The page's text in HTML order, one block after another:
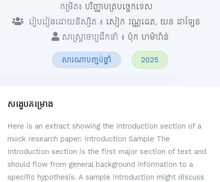
កម្រិត៖ បរិញ្ញាបត្របច្ចេកទេស
រៀបរៀងដោយនិស្សិត ៖ សៀក វណ្ណដេត, យន ដាឡែន
សាស្ត្រាចារ្យដឹកនាំ ៖ ប៉ុក ហម៉ារ៉ាន់
សារណាបញ្ចប់ឆ្នាំ 2025
សង្ខេបគម្រោង
Here is an extract showing the introduction section of a
mock research paper: Introduction Sample The
Introduction section is the first major section of text and
should flow from general background information to a
specific hypothesis. A sample introduction might discuss